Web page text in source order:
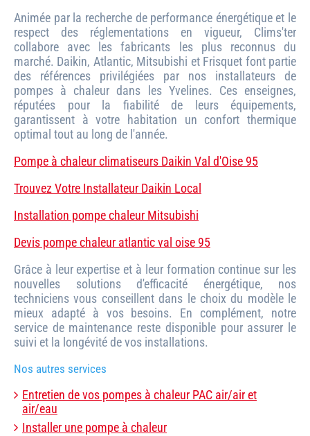
Animée par la recherche de performance énergétique et le
respect des réglementations en vigueur, Clims'ter
collabore avec les fabricants les plus reconnus du
marché. Daikin, Atlantic, Mitsubishi et Frisquet font partie
des références privilégiées par nos installateurs de
pompes à chaleur dans les Yvelines. Ces enseignes,
réputées pour la fiabilité de leurs équipements,
garantissent à votre habitation un confort thermique
optimal tout au long de l'année.
Pompe à chaleur climatiseurs Daikin Val d'Oise 95
Trouvez Votre Installateur Daikin Local
Installation pompe chaleur Mitsubishi
Devis pompe chaleur atlantic val oise 95
Grâce à leur expertise et à leur formation continue sur les
nouvelles solutions d'efficacité énergétique, nos
techniciens vous conseillent dans le choix du modèle le
mieux adapté à vos besoins. En complément, notre
service de maintenance reste disponible pour assurer le
suivi et la longévité de vos installations.
Nos autres services
Entretien de vos pompes à chaleur PAC air/air et
air/eau
Installer une pompe à chaleur